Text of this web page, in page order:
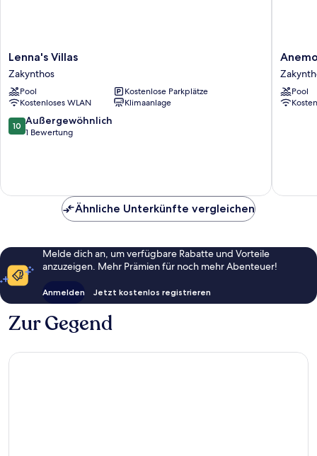
Lenna's
Villas
Zakynthos
Lenna's Villas
Zakynthos
Pool
Kostenlose Parkplätze
Kostenloses WLAN
Klimaanlage
10.0
von
10 Außergewöhnlich
1 Bewertung
Studios
Pool
Ähnliche Unterkünfte vergleichen
Melde dich an, um verfügbare Rabatte und Vorteile
anzuzeigen. Mehr Prämien für noch mehr Abenteuer!
Anmelden Jetzt kostenlos registrieren
Zur Gegend